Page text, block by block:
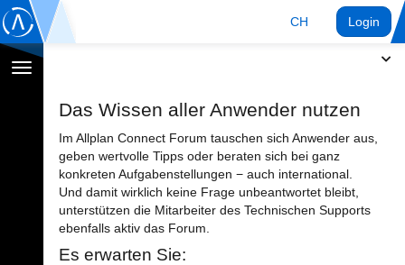
CH Login
Navigation
Das Wissen aller Anwender nutzen
Im Allplan Connect Forum tauschen sich Anwender aus,
geben wertvolle Tipps oder beraten sich bei ganz
konkreten Aufgabenstellungen − auch international.
Und damit wirklich keine Frage unbeantwortet bleibt,
unterstützen die Mitarbeiter des Technischen Supports
ebenfalls aktiv das Forum.
Es erwarten Sie: